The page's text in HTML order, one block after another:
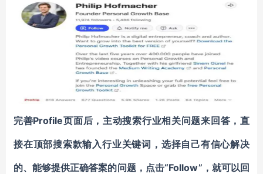
完善Profile页面后，主动搜索行业相关问题来回答，直
接在顶部搜索款输入行业关键词，选择自己有信心解决
的、能够提供正确答案的问题，点击“Follow”，就可以回